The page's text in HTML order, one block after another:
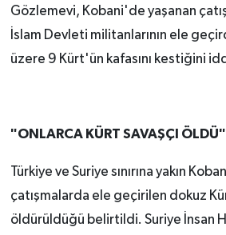
Gözlemevi, Kobani'de yaşanan
İslam Devleti militanlarının ele
üzere 9 Kürt'ün kafasını kestiğini
"ONLARCA KÜRT SAVAŞÇI ÖLDÜ"
Türkiye ve Suriye sınırına yakın
çatışmalarda ele geçirilen dokuz
öldürüldüğü belirtildi. Suriye İnsan